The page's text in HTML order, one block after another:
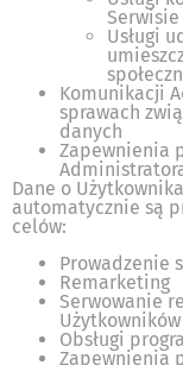
Usługi
Komunikacji
sprawach
danych
Zapewnienia
Dane o
automatycznie są
celów:
Prowadzenie
Remarketing
Serwowanie
Użytkowników
Obsługi
Zapewnienia